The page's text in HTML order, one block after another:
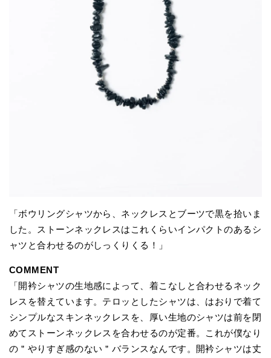
「ボウリングシャツから、ネックレスとブーツで黒を拾いま
した。ストーンネックレスはこれくらいインパクトのあるシ
ャツと合わせるのがしっくりくる！」
COMMENT
「開衿シャツの生地感によって、着こなしと合わせるネック
レスを替えています。テロッとしたシャツは、はおりで着て
シンプルなスキンネックレスを、厚い生地のシャツは前を閉
めてストーンネックレスを合わせるのが定番。これが僕なり
の＂やりすぎ感のない＂バランスなんです。開衿シャツは丈